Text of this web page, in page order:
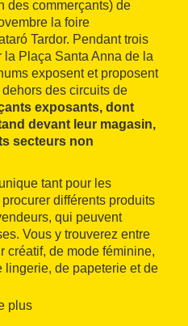
des commerçants) de
la foire
Tardor. Pendant trois
la Plaça Santa Anna de la
exposent et proposent
des circuits de
exposants, dont
devant leur magasin,
secteurs non
tant pour les
différents produits
qui peuvent
Vous y trouverez entre
créatif, de mode féminine,
lingerie, de papeterie et de
sacs et du linge de
plus